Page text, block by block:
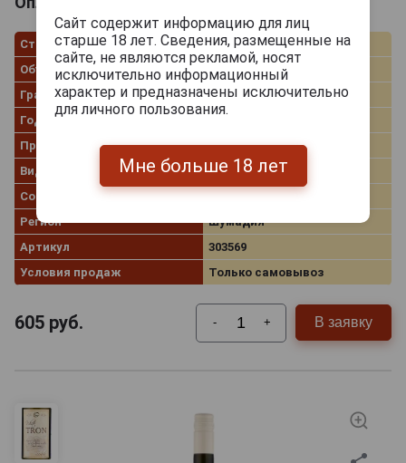
Страна производства
Сербия
Объём
0.75 л
Градус
12.0%
Год производства
Производитель
PIC Oplenac
Вид вина
Белое сухое
Сорт винограда
Траминер
Регион
Шумадия
Артикул
303569
Условия продаж
Только самовывоз
605 руб. - + В заявку
Сайт содержит информацию для лиц
старше 18 лет. Сведения, размещенные на
сайте, не являются рекламой, носят
исключительно информационный
характер и предназначены исключительно
для личного пользования.
Мне больше 18 лет